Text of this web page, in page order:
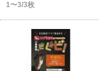
1〜3/3枚